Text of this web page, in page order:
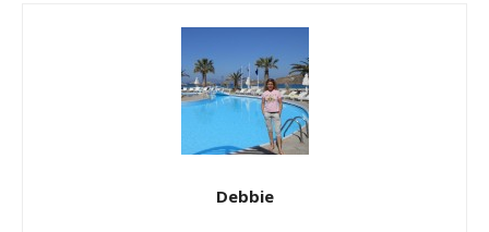
Debbie